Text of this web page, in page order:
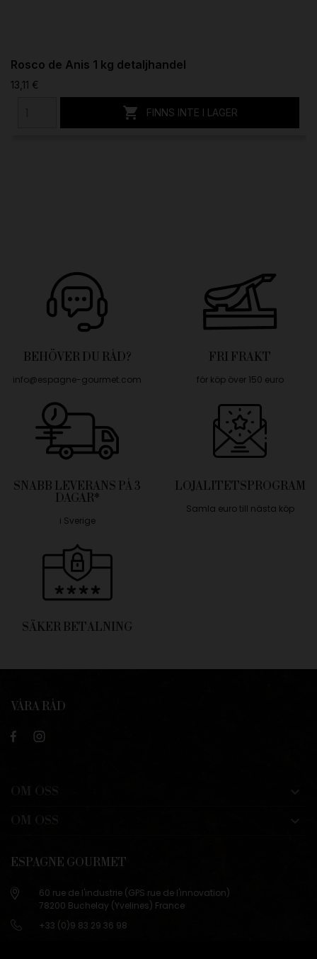
Rosco de Anis 1 kg detaljhandel
13,11 €
 FINNS INTE I LAGER
BEHÖVER DU RÅD?
info@espagne-gourmet.com
FRI FRAKT
för köp över 150 euro
SNABB LEVERANS PÅ 3
DAGAR*
i Sverige
LOJALITETSPROGRAM
Samla euro till nästa köp
SÄKER BETALNING
VÅRA RÅD
ESPAGNE GOURMET
60 rue de l'industrie (GPS rue de l'innovation)
78200 Buchelay (Yvelines) France
+33 (0)9 83 29 36 98